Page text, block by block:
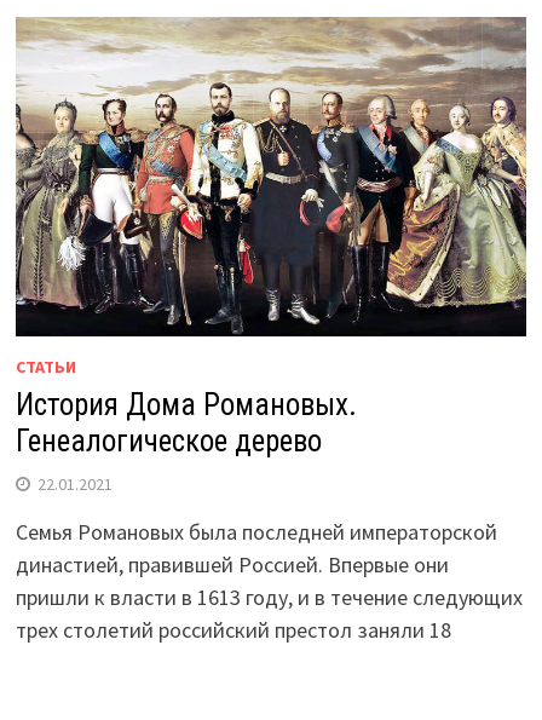
СТАТЬИ
История Дома Романовых.
Генеалогическое дерево
22.01.2021
Семья Романовых была последней императорской
династией, правившей Россией. Впервые они
пришли к власти в 1613 году, и в течение следующих
трех столетий российский престол заняли 18